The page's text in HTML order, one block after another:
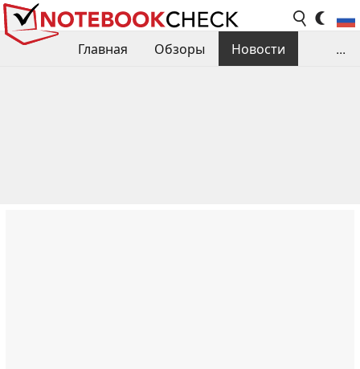
Главная Обзоры
Новости
...